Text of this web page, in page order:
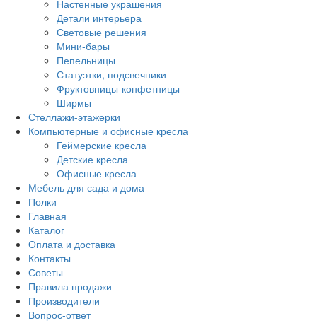
Настенные украшения
Детали интерьера
Световые решения
Мини-бары
Пепельницы
Статуэтки, подсвечники
Фруктовницы-конфетницы
Ширмы
Стеллажи-этажерки
Компьютерные и офисные кресла
Геймерские кресла
Детские кресла
Офисные кресла
Мебель для сада и дома
Полки
Главная
Каталог
Оплата и доставка
Контакты
Советы
Правила продажи
Производители
Вопрос-ответ